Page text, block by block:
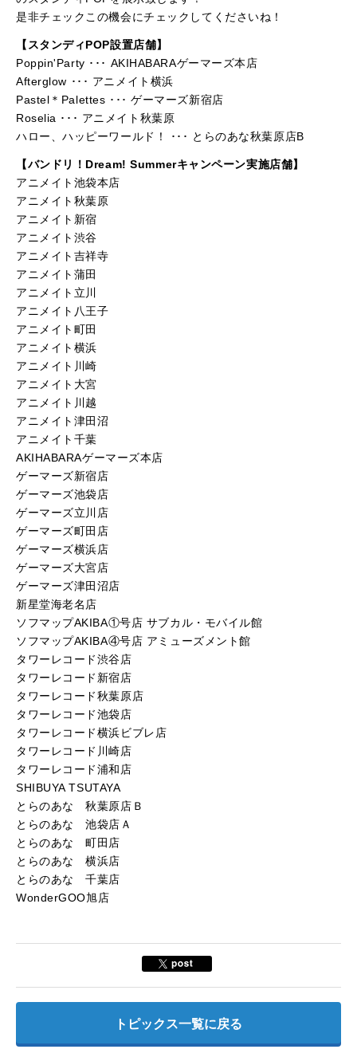
是非チェックこの機会にチェックしてくださいね！
【スタンディPOP設置店舗】
Poppin'Party ･･･ AKIHABARAゲーマーズ本店
Afterglow ･･･ アニメイト横浜
Pastel＊Palettes ･･･ ゲーマーズ新宿店
Roselia ･･･ アニメイト秋葉原
ハロー、ハッピーワールド！ ･･･ とらのあな秋葉原店B
【バンドリ！Dream! Summerキャンペーン実施店舗】
アニメイト池袋本店
アニメイト秋葉原
アニメイト新宿
アニメイト渋谷
アニメイト吉祥寺
アニメイト蒲田
アニメイト立川
アニメイト八王子
アニメイト町田
アニメイト横浜
アニメイト川崎
アニメイト大宮
アニメイト川越
アニメイト津田沼
アニメイト千葉
AKIHABARAゲーマーズ本店
ゲーマーズ新宿店
ゲーマーズ池袋店
ゲーマーズ立川店
ゲーマーズ町田店
ゲーマーズ横浜店
ゲーマーズ大宮店
ゲーマーズ津田沼店
新星堂海老名店
ソフマップAKIBA①号店 サブカル・モバイル館
ソフマップAKIBA④号店 アミューズメント館
タワーレコード渋谷店
タワーレコード新宿店
タワーレコード秋葉原店
タワーレコード池袋店
タワーレコード横浜ビブレ店
タワーレコード川崎店
タワーレコード浦和店
SHIBUYA TSUTAYA
とらのあな 秋葉原店Ｂ
とらのあな 池袋店Ａ
とらのあな 町田店
とらのあな 横浜店
とらのあな 千葉店
WonderGOO旭店
トピックス一覧に戻る